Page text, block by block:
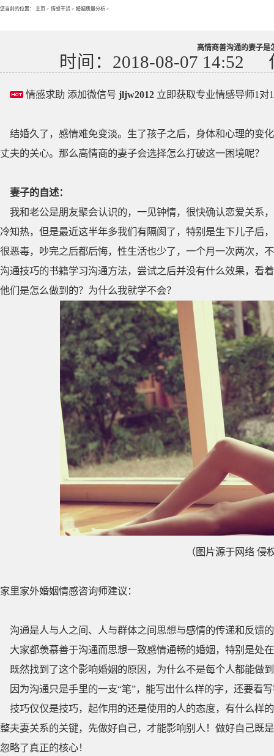
您当前的位置： 主页 > 情感干货 > 婚姻质量分析 >
高情商善沟通的妻子是
时间：2018-08-07 14:52
情感求助 添加微信号 jljw2012 立即获取专业情感导师1对
结婚久了，感情难免变淡。生了孩子之后，身体和心理的变
丈夫的关心。那么高情商的妻子会选择怎么打破这一困境呢？
妻子的自述：
我和老公是朋友聚会认识的，一见钟情，很快确认恋爱关系
冷知热，但是最近这半年多我们有隔阂了，特别是生下儿子后
很恶毒，吵完之后都后悔，性生活也少了，一个月一次两次，
沟通技巧的书籍学习沟通方法，尝试之后并没有什么效果，看
他们是怎么做到的？为什么我就学不会？
（图片源于网络 侵
家里家外婚姻情感咨询师建议：
沟通是人与人之间、人与群体之间思想与感情的传递和反馈
大家都羡慕善于沟通而思想一致感情通畅的婚姻，特别是处
既然找到了这个影响婚姻的原因，为什么不是每个人都能做
因为沟通只是手里的一支“笔”，能写出什么样的字，还要看
技巧仅仅是技巧，起作用的还是使用的人的态度，有什么样
整夫妻关系的关键，先做好自己，才能影响别人！做好自己既
忽略了真正的核心！